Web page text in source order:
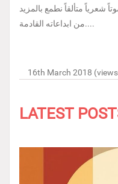
شعرياً متألقاً نطمع بالمزيد
من ابداعاته القادمة....
16th March 2018
LATEST